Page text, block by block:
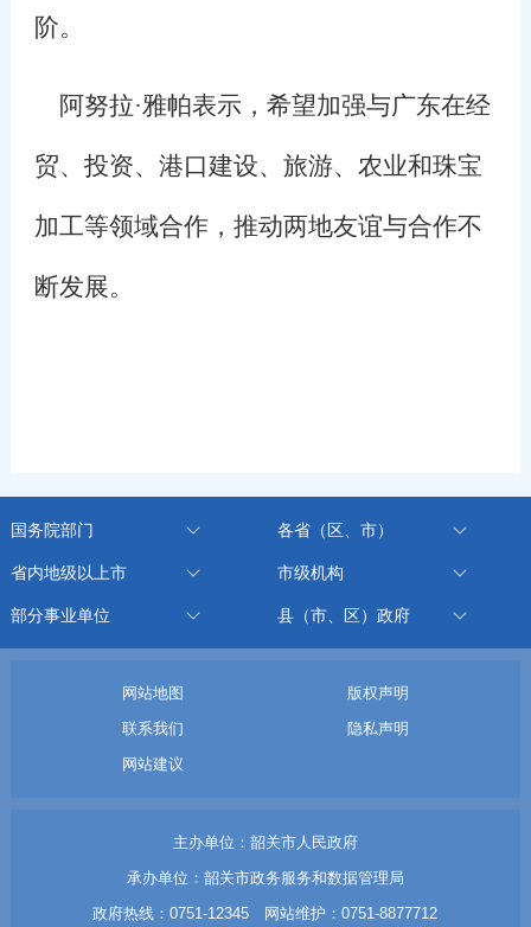
阶。
阿努拉·雅帕表示，希望加强与广东在经
贸、投资、港口建设、旅游、农业和珠宝
加工等领域合作，推动两地友谊与合作不
断发展。
国务院部门 各省（区、市）
省内地级以上市 市级机构
部分事业单位 县（市、区）政府
网站地图
版权声明
联系我们
隐私声明
网站建议
主办单位：韶关市人民政府
承办单位：韶关市政务服务和数据管理局
政府热线：0751-12345 网站维护：0751-8877712